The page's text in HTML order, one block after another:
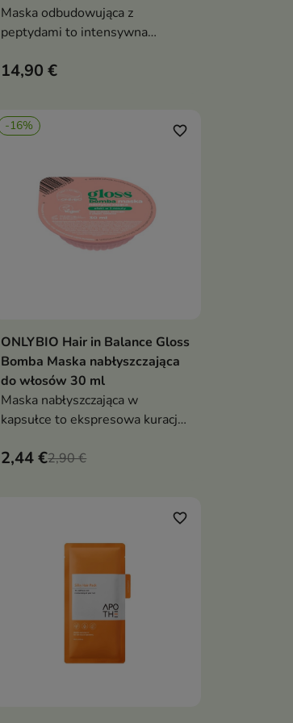
Maska odbudowująca z
peptydami to intensywna
która przywraca im elastyczność,
14,90 €
-16%
Dodaj do koszyka
favorite_border
ONLYBIO Hair in Balance Gloss
Bomba Maska nabłyszczająca
do włosów 30 ml
Maska nabłyszczająca w
kapsułce to ekspresowa kuracja
kilka minut wygładza, nawilża i
2,44 €2,90 €
favorite_border